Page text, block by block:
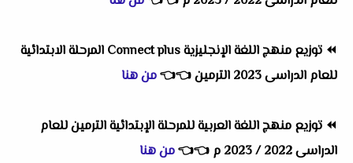
⏪
توزيع منهج اللغة الإنجليزية Connect plus المرحلة الابتدائية
للعام الدراسى 2023 الترمين
👈
👈من هنا
⏪ توزيع منهج اللغة العربية للمرحلة الإبتدائية الترمين للعام
الدراسى 2022 / 2023 م
👈
👈من هنا